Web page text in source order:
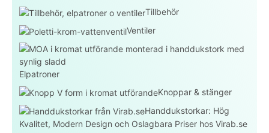
Tillbehör
Ventiler
Elpatroner
Knoppar & stänger
Handdukstorkar: Hög
Kvalitet, Modern Design och Oslagbara Priser hos Virab.se